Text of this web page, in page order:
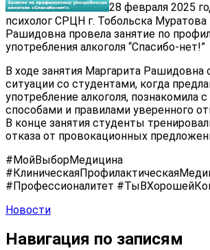
28 февраля 2025
психолог СРЦН г. Тобольска Муратова
Рашидовна провела занятие по
употребления алкоголя “Спасибо-нет!”
В ходе занятия Маргарита Рашидовна
ситуации со студентами, когда
употребление алкоголя, познакомила
способами и правилами уверенного
В конце занятия студенты
отказа от провокационных
#МойВыборМедицина
#Профессионалитет
Новости
Навигация по записям